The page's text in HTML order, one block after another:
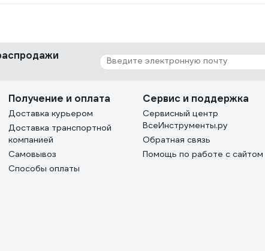
Получение и оплата
Доставка курьером
Доставка транспортной
компанией
Самовывоз
Способы оплаты
Сервис и поддержка
Сервисный центр
ВсеИнструменты.ру
Обратная связь
Помощь по работе с сайтом